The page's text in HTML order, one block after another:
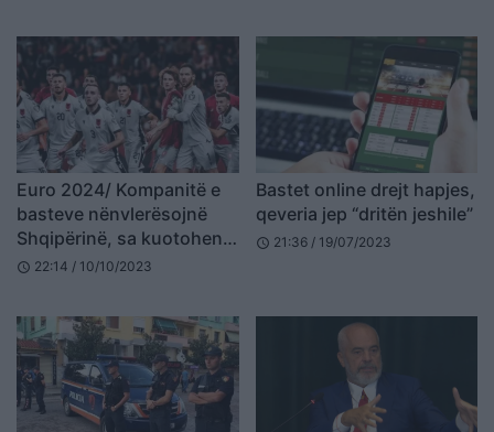
Euro 2024/ Kompanitë e
basteve nënvlerësojnë
Shqipërinë, sa kuotohen
kuqezinjtë
schedule 22:14 / 10/10/2023
Bastet online drejt hapjes,
qeveria jep “dritën jeshile”
schedule 21:36 / 19/07/2023